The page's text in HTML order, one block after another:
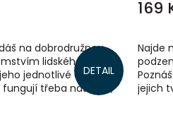
DETAIL
na dobrodružnou
lidského těla.
jednotlivé části,
fungují třeba naše oči,
169
Najde
jejich